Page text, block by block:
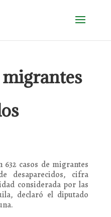
casos de migrantes
desaparecidos, cifra
considerada por las
declaró el diputado